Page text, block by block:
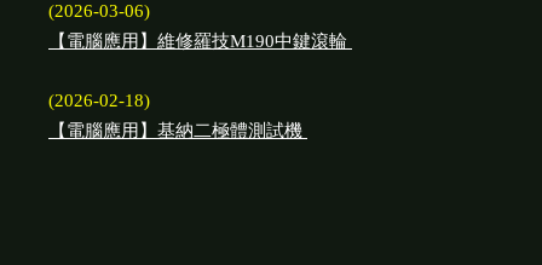
(2026-03-06)
【電腦應用】維修羅技M190中鍵滾輪
(2026-02-18)
【電腦應用】基納二極體測試機